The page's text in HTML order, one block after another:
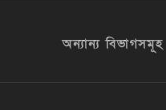
অন্যান্য বিভাগসমূহ